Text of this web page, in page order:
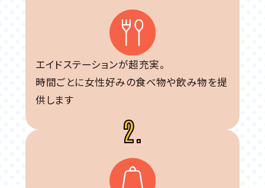
エイドステーションが超充実。
時間ごとに女性好みの食べ物や飲み物を提
供します
2.